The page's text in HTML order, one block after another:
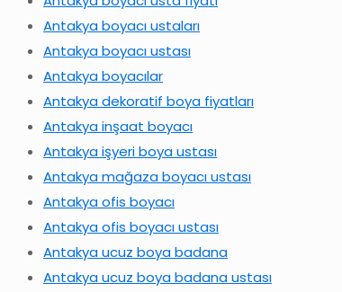
Antakya boyacı ustaları
Antakya boyacı ustası
Antakya boyacılar
Antakya dekoratif boya fiyatları
Antakya inşaat boyacı
Antakya işyeri boya ustası
Antakya mağaza boyacı ustası
Antakya ofis boyacı
Antakya ofis boyacı ustası
Antakya ucuz boya badana
Antakya ucuz boya badana ustası